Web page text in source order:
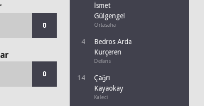
İsmet
Gülgengel
Ortasaha
4
Bedros Arda
Kurçeren
Defans
14
Çağrı
Kayaokay
Kaleci
0
0